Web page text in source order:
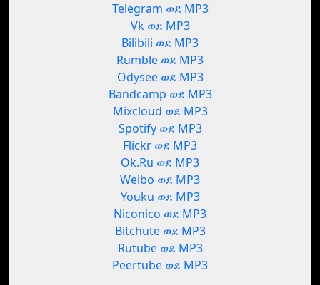
Telegram ወደ MP3
Vk ወደ MP3
Bilibili ወደ MP3
Rumble ወደ MP3
Odysee ወደ MP3
Bandcamp ወደ MP3
Mixcloud ወደ MP3
Spotify ወደ MP3
Flickr ወደ MP3
Ok.Ru ወደ MP3
Weibo ወደ MP3
Youku ወደ MP3
Niconico ወደ MP3
Bitchute ወደ MP3
Rutube ወደ MP3
Peertube ወደ MP3